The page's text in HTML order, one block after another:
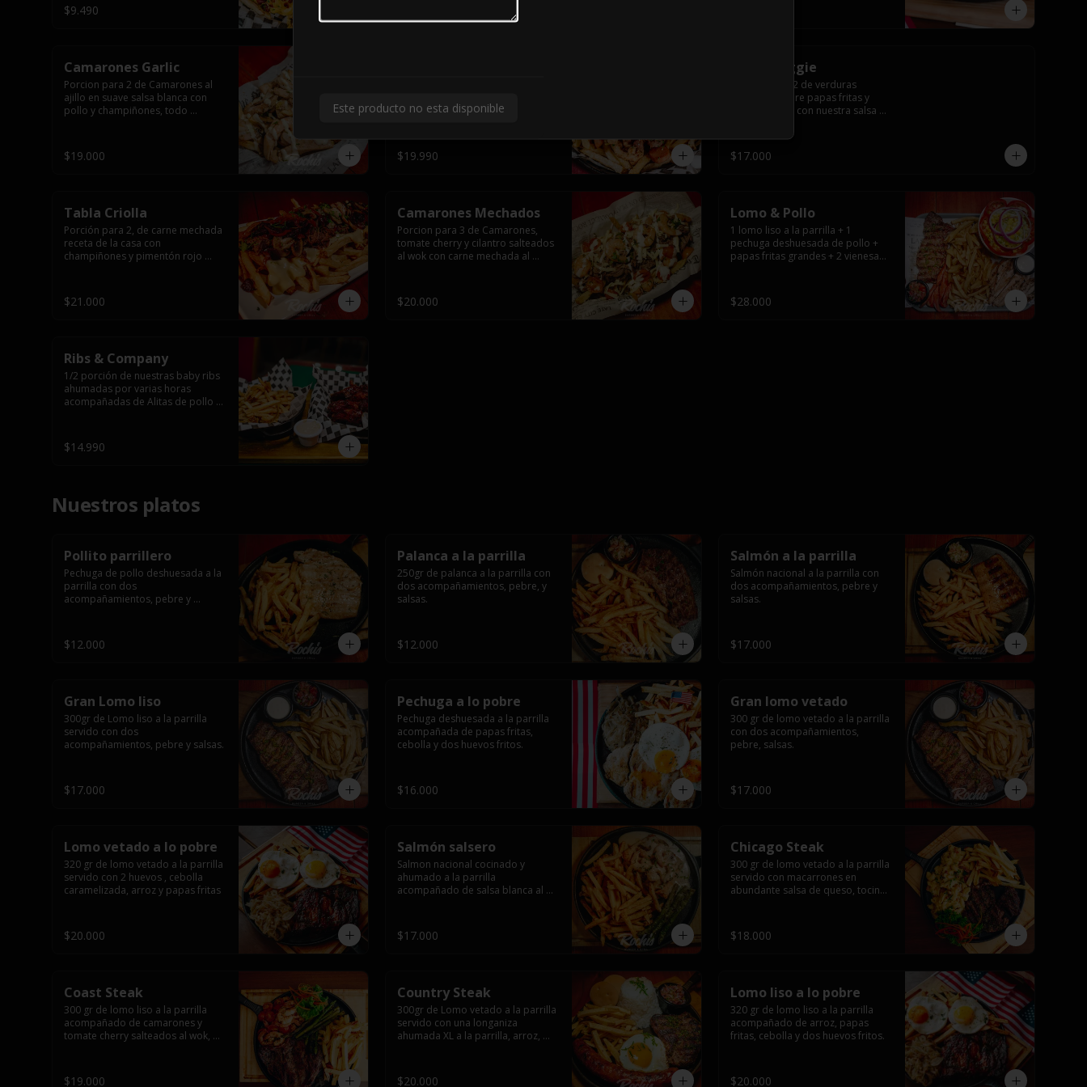
$9.490
Camarones Garlic
Porcion para 2 de Camarones al
ajillo en suave salsa blanca con
pollo y champiñones, todo
$19.000
longaniza saltéales al wok sobre
$19.990
Tabla Veggie
Porción para 2 de verduras
salteadas sobre papas fritas y
todo cubierto con nuestra salsa
$17.000
Tabla Criolla
Porción para 2, de carne mechada
receta de la casa con
champiñones y pimentón rojo
de queso sobre una base de
papas fritas.
$21.000
Camarones Mechados
Porcion para 3 de Camarones,
tomate cherry y cilantro salteados
al wok con carne mechada al
fritas y mayo casera.
$20.000
Lomo & Pollo
1 lomo liso a la parrilla + 1
pechuga deshuesada de pollo +
papas fritas grandes + 2 vienesas
$28.000
Ribs & Company
1/2 porción de nuestras baby ribs
ahumadas por varias horas
acompañadas de Alitas de pollo
$14.990
Nuestros platos
Pollito parrillero
Pechuga de pollo deshuesada a la
parrilla con dos
acompañamientos, pebre y
$12.000
Palanca a la parrilla
250gr de palanca a la parrilla con
dos acompañamientos, pebre, y
salsas.
$12.000
Salmón a la parrilla
Salmón nacional a la parrilla con
dos acompañamientos, pebre y
salsas.
$17.000
Gran Lomo liso
300gr de Lomo liso a la parrilla
servido con dos
acompañamientos, pebre y salsas.
$17.000
Pechuga a lo pobre
Pechuga deshuesada a la parrilla
acompañada de papas fritas,
cebolla y dos huevos fritos.
$16.000
Gran lomo vetado
300 gr de lomo vetado a la parrilla
con dos acompañamientos,
pebre, salsas.
$17.000
Lomo vetado a lo pobre
320 gr de lomo vetado a la parrilla
servido con 2 huevos , cebolla
caramelizada, arroz y papas fritas
$20.000
Salmón salsero
Salmon nacional cocinado y
ahumado a la parrilla
acompañado de salsa blanca al
fritas, pebre, y salsas.
$17.000
Chicago Steak
300 gr de lomo vetado a la parrilla
servido con macarrones en
abundante salsa de queso, tocino
fritas, pebre y salsas..
$18.000
Coast Steak
300 gr de lomo liso a la parrilla
acompañado de camarones y
tomate cherry salteados al wok,
$19.000
Country Steak
300gr de Lomo vetado a la parrilla
servido con una longaniza
ahumada XL a la parrilla, arroz,
$20.000
Lomo liso a lo pobre
320 gr de lomo liso a la parrilla
acompañado de arroz, papas
fritas, cebolla y dos huevos fritos.
$20.000
Este producto no esta disponible